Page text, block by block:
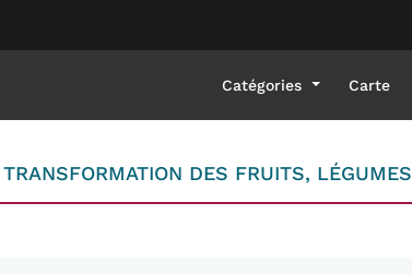
Catégories Carte
DES FRUITS,